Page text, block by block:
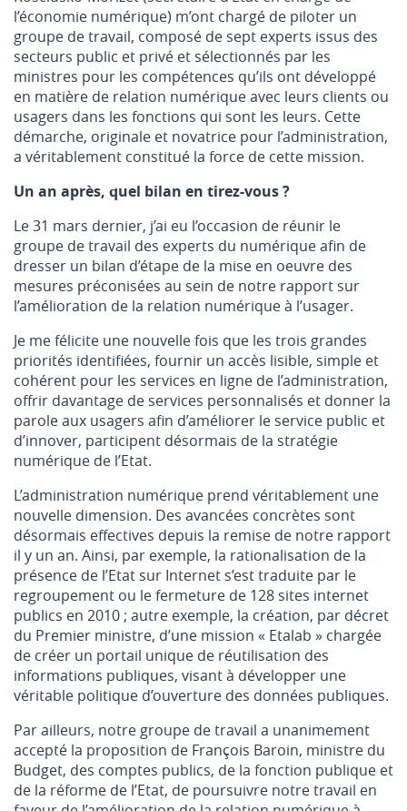
l’économie numérique) m’ont chargé de piloter un
groupe de travail, composé de sept experts issus des
secteurs public et privé et sélectionnés par les
ministres pour les compétences qu’ils ont développé
en matière de relation numérique avec leurs clients ou
usagers dans les fonctions qui sont les leurs. Cette
démarche, originale et novatrice pour l’administration,
a véritablement constitué la force de cette mission.
Un an après, quel bilan en tirez-vous ?
Le 31 mars dernier, j’ai eu l’occasion de réunir le
groupe de travail des experts du numérique afin de
dresser un bilan d’étape de la mise en oeuvre des
mesures préconisées au sein de notre rapport sur
l’amélioration de la relation numérique à l’usager.
Je me félicite une nouvelle fois que les trois grandes
priorités identifiées, fournir un accès lisible, simple et
cohérent pour les services en ligne de l’administration,
offrir davantage de services personnalisés et donner la
parole aux usagers afin d’améliorer le service public et
d’innover, participent désormais de la stratégie
numérique de l’Etat.
L’administration numérique prend véritablement une
nouvelle dimension. Des avancées concrètes sont
désormais effectives depuis la remise de notre rapport
il y un an. Ainsi, par exemple, la rationalisation de la
présence de l’Etat sur Internet s’est traduite par le
regroupement ou le fermeture de 128 sites internet
publics en 2010 ; autre exemple, la création, par décret
du Premier ministre, d’une mission « Etalab » chargée
de créer un portail unique de réutilisation des
informations publiques, visant à développer une
véritable politique d’ouverture des données publiques.
Par ailleurs, notre groupe de travail a unanimement
accepté la proposition de François Baroin, ministre du
Budget, des comptes publics, de la fonction publique et
de la réforme de l’Etat, de poursuivre notre travail en